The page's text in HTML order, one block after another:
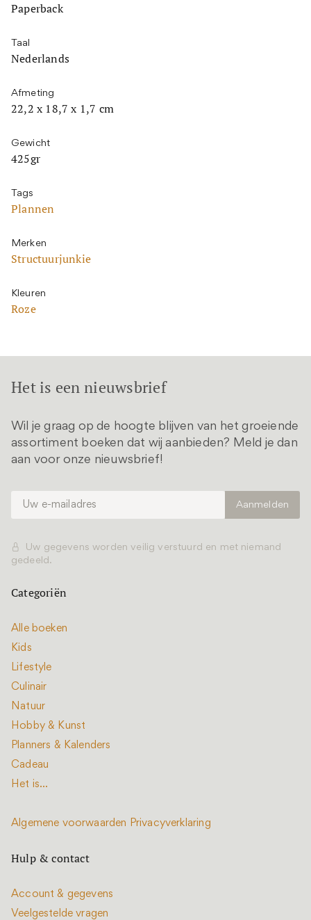
Paperback
Taal
Nederlands
Afmeting
22,2 x 18,7 x 1,7 cm
Gewicht
425gr
Tags
Plannen
Merken
Structuurjunkie
Kleuren
Roze
Het is een nieuwsbrief
Wil je graag op de hoogte blijven van het groeiende
assortiment boeken dat wij aanbieden? Meld je dan
aan voor onze nieuwsbrief!
Uw gegevens worden veilig verstuurd en met niemand
gedeeld.
Categoriën
Alle boeken
Kids
Lifestyle
Culinair
Natuur
Hobby & Kunst
Planners & Kalenders
Cadeau
Het is...
Algemene voorwaarden Privacyverklaring
Hulp & contact
Account & gegevens
Veelgestelde vragen